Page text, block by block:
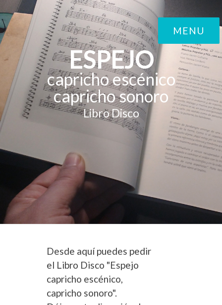
MENU
ESPEJO
capricho escénico
capricho sonoro
Libro Disco
Desde aquí puedes pedir
el Libro Disco "Espejo
capricho escénico,
capricho sonoro".